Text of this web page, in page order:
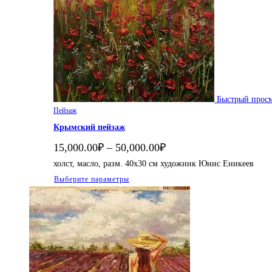
Быстрый
Пейзаж
Крымский пейзаж
15,000.00₽ – 50,000.00₽Диапазон
15,000.00₽
50,000.00₽
холст, масло, разм. 40х30 см художник Юнис Еникеев
Выберите параметры
товар
имеет
несколько
вариаций.
Опции
можно